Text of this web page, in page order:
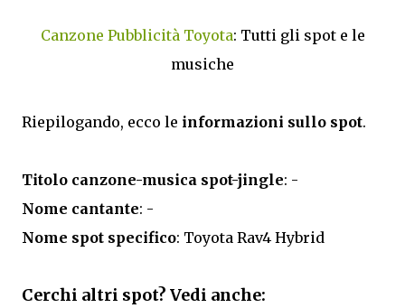
Canzone Pubblicità Toyota: Tutti gli spot e le
musiche
Riepilogando, ecco le informazioni sullo spot.
Titolo canzone-musica spot-jingle: -
Nome cantante: -
Nome spot specifico: Toyota Rav4 Hybrid
Cerchi altri spot? Vedi anche: